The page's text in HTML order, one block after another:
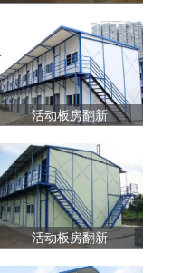
活动板房翻新
活动板房翻新